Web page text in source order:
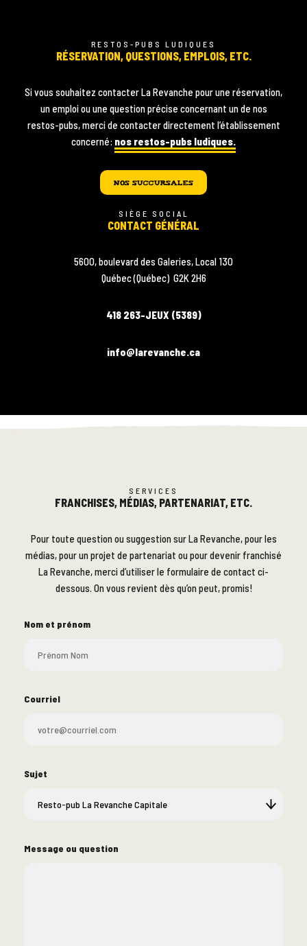
propos
Blogue
Contact
RESTOS-PUBS LUDIQUES
RÉSERVATION, QUESTIONS, EMPLOIS, ETC.
Si vous souhaitez contacter La Revanche pour une réservation,
un emploi ou une question précise concernant un de nos
restos-pubs, merci de contacter directement l’établissement
concerné: nos restos-pubs ludiques.
Nos succursales
SIÈGE SOCIAL
CONTACT GÉNÉRAL
5600, boulevard des Galeries, Local 130
Québec (Québec) G2K 2H6
418 263-JEUX (5389)
info@larevanche.ca
SERVICES
FRANCHISES, MÉDIAS, PARTENARIAT, ETC.
Pour toute question ou suggestion sur La Revanche, pour les
médias, pour un projet de partenariat ou pour devenir franchisé
La Revanche, merci d’utiliser le formulaire de contact ci-
dessous. On vous revient dès qu’on peut, promis!
Nom et prénom
Courriel
Sujet
Message ou question